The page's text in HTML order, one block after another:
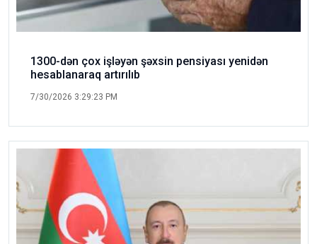
1300-dən çox işləyən şəxsin pensiyası yenidən
hesablanaraq artırılıb
7/30/2026 3:29:23 PM